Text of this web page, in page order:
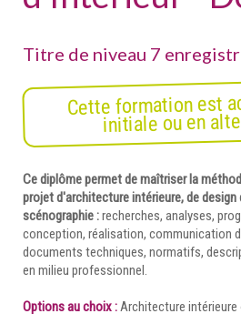
Titre de niveau 7
Cette formation est
initiale ou en
Ce diplôme permet de maîtriser la
projet d'architecture intérieure, de design
scénographie :recherches, analyses,
conception, réalisation, communication
documents techniques, normatifs,
en milieu professionnel.
Options au choix :Architecture intérieure